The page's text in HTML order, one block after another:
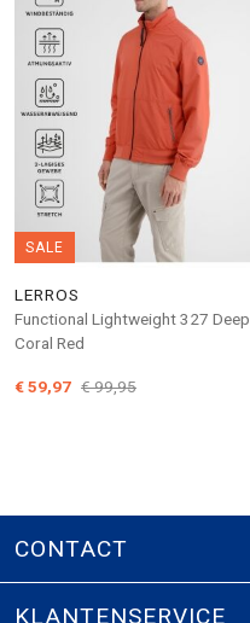
SALE
LERROS
Functional Lightweight 327 Deep
Coral Red
€ 59,97 € 99,95
CONTACT
KLANTENSERVICE